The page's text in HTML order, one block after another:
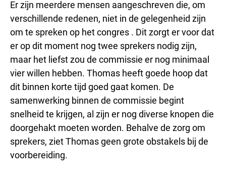
Er zijn meerdere mensen aangeschreven die, om
verschillende redenen, niet in de gelegenheid zijn
om te spreken op het congres . Dit zorgt er voor dat
er op dit moment nog twee sprekers nodig zijn,
maar het liefst zou de commissie er nog minimaal
vier willen hebben. Thomas heeft goede hoop dat
dit binnen korte tijd goed gaat komen. De
samenwerking binnen de commissie begint
snelheid te krijgen, al zijn er nog diverse knopen die
doorgehakt moeten worden. Behalve de zorg om
sprekers, ziet Thomas geen grote obstakels bij de
voorbereiding.